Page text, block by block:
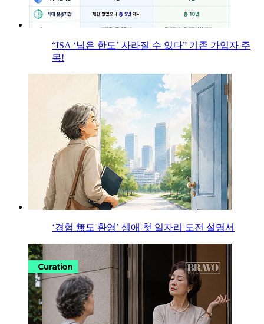
“ISA ‘남은 한도’ 사라질 수 있다” 기존 가입자 주
목!
‘경험 無도 환영’ 생애 첫 일자리 도전 설명서